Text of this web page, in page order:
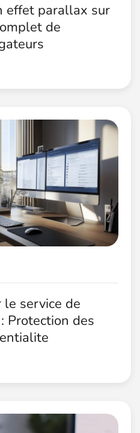
effet parallax sur
de
service de
Protection des